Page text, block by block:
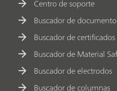
Centro de soporte
Buscador de
Buscador de certificados
Buscador de Material
Buscador de electrodos
Buscador de columnas